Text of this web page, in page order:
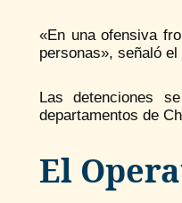
«En una ofensiva
personas», señaló
Las detenciones
departamentos de
El